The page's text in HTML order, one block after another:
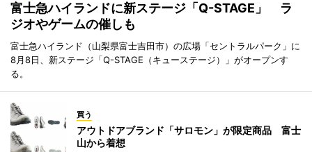
富士急ハイランドに新ステージ「Q-STAGE」 ラ
ジオやゲームの催しも
富士急ハイランド（山梨県富士吉田市）の広場「セントラルパーク」に
8月8日、新ステージ「Q-STAGE（キューステージ）」がオープンす
る。
買う
アウトドアブランド「サロモン」が限定商品 富士
山から着想